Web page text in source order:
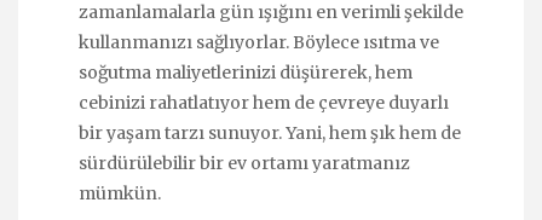
zamanlamalarla gün ışığını en verimli şekilde
kullanmanızı sağlıyorlar. Böylece ısıtma ve
soğutma maliyetlerinizi düşürerek, hem
cebinizi rahatlatıyor hem de çevreye duyarlı
bir yaşam tarzı sunuyor. Yani, hem şık hem de
sürdürülebilir bir ev ortamı yaratmanız
mümkün.